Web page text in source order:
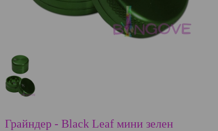
Грайндер - Black Leaf мини зелен